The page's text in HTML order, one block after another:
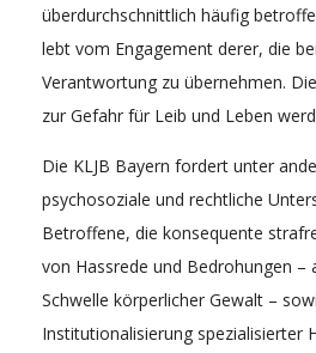
überdurchschnittlich häufig
lebt vom Engagement derer, die
Verantwortung zu übernehmen.
zur Gefahr für Leib und Leben
Die KLJB Bayern fordert unter
psychosoziale und rechtliche
Betroffene, die konsequente
von Hassrede und Bedrohungen –
Schwelle körperlicher Gewalt –
Institutionalisierung spezialisierter